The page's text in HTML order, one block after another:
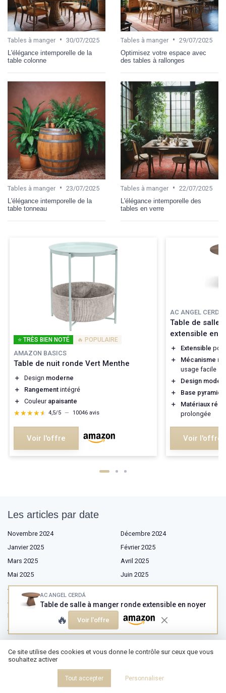
Tables à manger • 30/07/2025
L'élégance intemporelle de la
table colonne
Tables à manger • 29/07/2025
Optimisez votre espace avec
des tables à rallonges
Tables à manger • 23/07/2025
L'élégance intemporelle de la
table tonneau
Tables à manger • 22/07/2025
L'élégance intemporelle des
tables en verre
⭐ TRÈS BIEN NOTÉ 🔥 POPULAIRE
AMAZON BASICS
Table de nuit ronde Vert Menthe
＋ Design moderne
＋
Rangement intégré
＋
Couleur apaisante
★★★★★
★★★★★ 4,5/5 — 10046 avis
Voir l'offre
AC ANGEL CERDÁ
Table de salle
extensible en
＋ Extensible
＋
Mécanisme
usage facile
＋
Design
＋
Base
＋
Matériaux
prolongée
Voir l'offre
AC ANGEL CERDÁ
Table de salle à manger ronde extensible en noyer
🔥 Voir l'offre
Les articles par date
Novembre 2024
Décembre 2024
Janvier 2025
Février 2025
Mars 2025
Avril 2025
Mai 2025
Juin 2025
Juillet 2025
Août 2025
Septembre 2025
Octobre 2025
Novembre 2025
Décembre 2025
Janvier 2026
Mai 2026
Juin 2026
Ce site utilise des cookies et vous donne le contrôle sur ceux que vous
souhaitez activer
Tout accepter Personnaliser